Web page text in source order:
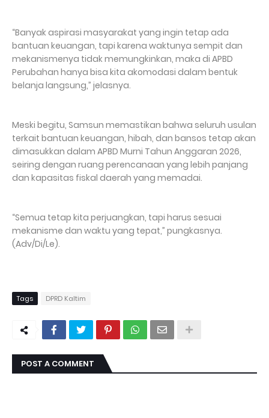
“Banyak aspirasi masyarakat yang ingin tetap ada
bantuan keuangan, tapi karena waktunya sempit dan
mekanismenya tidak memungkinkan, maka di APBD
Perubahan hanya bisa kita akomodasi dalam bentuk
belanja langsung,” jelasnya.
Meski begitu, Samsun memastikan bahwa seluruh usulan
terkait bantuan keuangan, hibah, dan bansos tetap akan
dimasukkan dalam APBD Murni Tahun Anggaran 2026,
seiring dengan ruang perencanaan yang lebih panjang
dan kapasitas fiskal daerah yang memadai.
“Semua tetap kita perjuangkan, tapi harus sesuai
mekanisme dan waktu yang tepat,” pungkasnya.
(Adv/Di/Le).
Tags DPRD Kaltim
POST A COMMENT